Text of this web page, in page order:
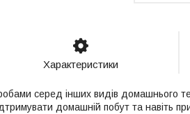
Характеристики
серед інших видів домашнього
домашній побут та навіть